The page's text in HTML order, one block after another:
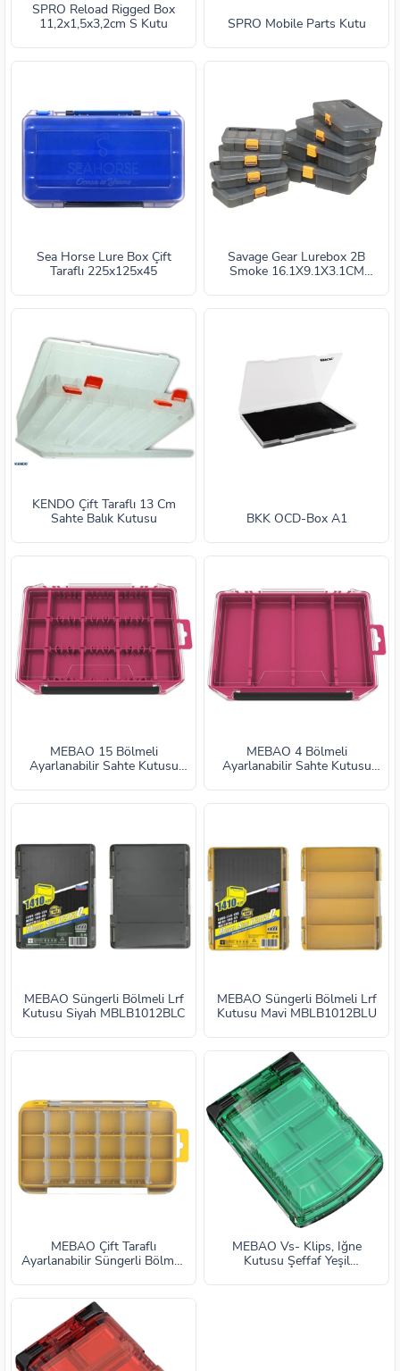
SPRO Reload Rigged Box
11,2x1,5x3,2cm S Kutu
SPRO Mobile Parts Kutu
Sea Horse Lure Box Çift
Taraflı 225x125x45
Savage Gear Lurebox 2B
Smoke 16.1X9.1X3.1CM
KENDO Çift Taraflı 13 Cm
Sahte Balık Kutusu
BKK OCD-Box A1
MEBAO 15 Bölmeli
Ayarlanabilir Sahte Kutusu
MEBAO 4 Bölmeli
Ayarlanabilir Sahte Kutusu
MEBAO Süngerli Bölmeli Lrf
Kutusu Siyah MBLB1012BLC
MEBAO Süngerli Bölmeli Lrf
Kutusu Mavi MBLB1012BLU
MEBAO Çift Taraflı
Ayarlanabilir Süngerli Bölmeli
MEBAO Vs- Klips, İğne
Kutusu Şeffaf Yeşil